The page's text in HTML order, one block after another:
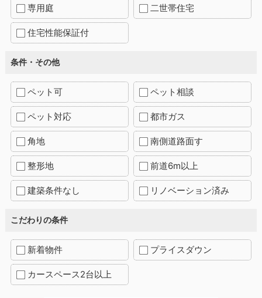
専用庭 二世帯住宅
住宅性能保証付
条件・その他
ペット可 ペット相談
ペット対応 都市ガス
角地 南側道路面す
整形地 前道6m以上
建築条件なし リノベーション済み
こだわりの条件
新着物件 プライスダウン
カースペース2台以上